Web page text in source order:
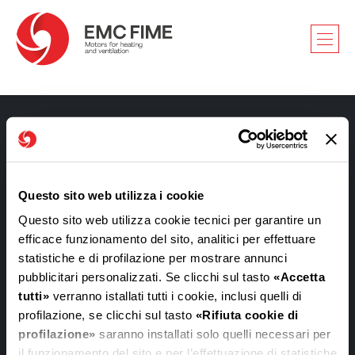
Questo sito web utilizza i cookie
Questo sito web utilizza cookie tecnici per garantire un
efficace funzionamento del sito, analitici per effettuare
statistiche e di profilazione per mostrare annunci
pubblicitari personalizzati. Se clicchi sul tasto «Accetta
tutti» verranno istallati tutti i cookie, inclusi quelli di
profilazione, se clicchi sul tasto «Rifiuta cookie di
profilazione» saranno installati solo quelli necessari per
EMC FIME SRL
Via Jesina, 56
60022 Castelfidardo (AN) ITALY
T.+39 071 72041
M.info@emcfime.com
/emc-fime